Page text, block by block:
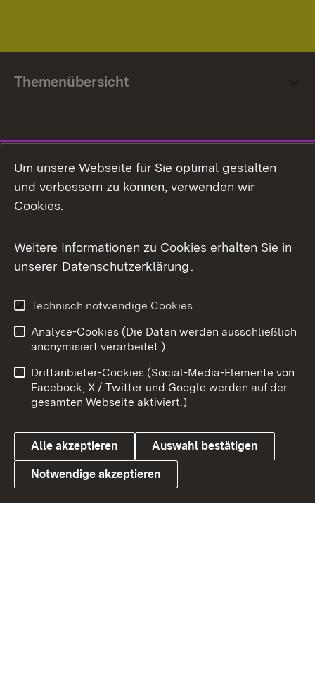
Themenübersicht
Facebook
X / Twitter
Youtube
Link zum Landesportal
Impressum
Kontakt
Barrierefreiheit
Datenschutz
Cookies
Um unsere Webseite für Sie optimal gestalten
und verbessern zu können, verwenden wir
Cookies.
Weitere Informationen zu Cookies erhalten Sie in
unserer Datenschutzerklärung.
Technisch notwendige Cookies
Analyse-Cookies (Die Daten werden ausschließlich
anonymisiert verarbeitet.)
Drittanbieter-Cookies (Social-Media-Elemente von
Facebook, X / Twitter und Google werden auf der
gesamten Webseite aktiviert.)
Alle akzeptieren Auswahl bestätigen
Notwendige akzeptieren